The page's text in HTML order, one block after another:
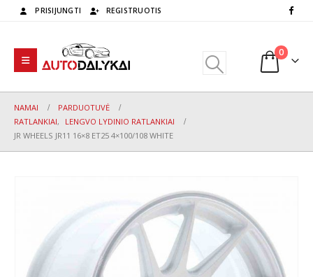
PRISIJUNGTI REGISTRUOTIS
0
NAMAI
PARDUOTUVĖ
RATLANKIAI,
LENGVO LYDINIO RATLANKIAI
JR WHEELS JR11 16×8 ET25 4×100/108 WHITE